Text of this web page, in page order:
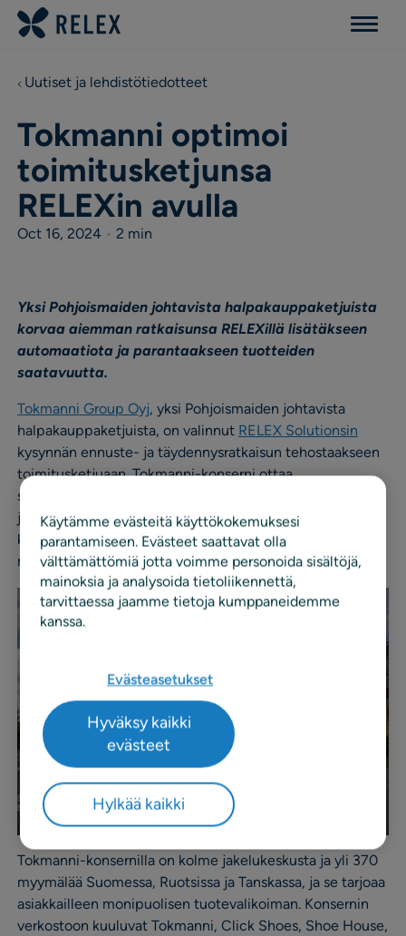
Menu
Uutiset ja lehdistötiedotteet
Tokmanni optimoi
toimitusketjunsa
RELEXin avulla
Oct 16, 2024 • 2 min
Yksi Pohjoismaiden johtavista halpakauppaketjuista
korvaa aiemman ratkaisunsa RELEXillä lisätäkseen
automaatiota ja parantaakseen tuotteiden
saatavuutta.
Tokmanni Group Oyj, yksi Pohjoismaiden johtavista
halpakauppaketjuista, on valinnut RELEX Solutionsin
kysynnän ennuste- ja täydennysratkaisun tehostaakseen
toimitusketjuaan. Tokmanni-konserni ottaa
suunnitteluratkaisun käyttöön kaikissa
jakelukeskuksissaan ja myymälöissään Pohjoismaissa, ja
käyttöönotto käynnistyy Tokmannin Suomen
myymälöistä.
Tokmanni-konsernilla on kolme jakelukeskusta ja yli 370
myymälää Suomessa, Ruotsissa ja Tanskassa, ja se tarjoaa
asiakkailleen monipuolisen tuotevalikoiman. Konsernin
verkostoon kuuluvat Tokmanni, Click Shoes, Shoe House,
Käytämme evästeitä käyttökokemuksesi
parantamiseen. Evästeet saattavat olla
välttämättömiä jotta voimme personoida sisältöjä,
mainoksia ja analysoida tietoliikennettä,
tarvittaessa jaamme tietoja kumppaneidemme
kanssa.
Evästeasetukset
Hylkää kaikki
Hyväksy kaikki
evästeet